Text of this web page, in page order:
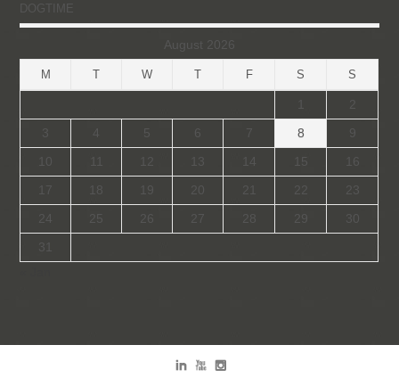
DOGTIME
August 2026
M T W T F S S
1
2
3
4 5 6 7 8
9
10
11 12 13 14 15
16
17
18 19 20 21 22
23
24
25 26 27 28 29
30
31